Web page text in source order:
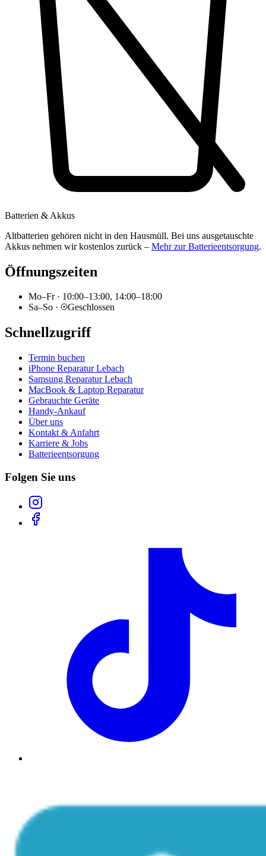
Batterien & Akkus
Altbatterien gehören nicht in den Hausmüll. Bei uns ausgetauschte
Akkus nehmen wir kostenlos zurück – Mehr zur Batterieentsorgung.
Öffnungszeiten
Mo–Fr· 10:00–13:00, 14:00–18:00
Sa–So · Geschlossen
Schnellzugriff
Termin buchen
iPhone Reparatur Lebach
Samsung Reparatur Lebach
MacBook & Laptop Reparatur
Gebrauchte Geräte
Handy-Ankauf
Über uns
Kontakt & Anfahrt
Karriere & Jobs
Batterieentsorgung
Folgen Sie uns